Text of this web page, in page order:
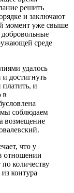
решить
и заключают
момент уже свыше
добровольные
среде
удалось
достигнуть
платить, и
в
соблюдаем
возмещение
что у
отношении
количеству
контура